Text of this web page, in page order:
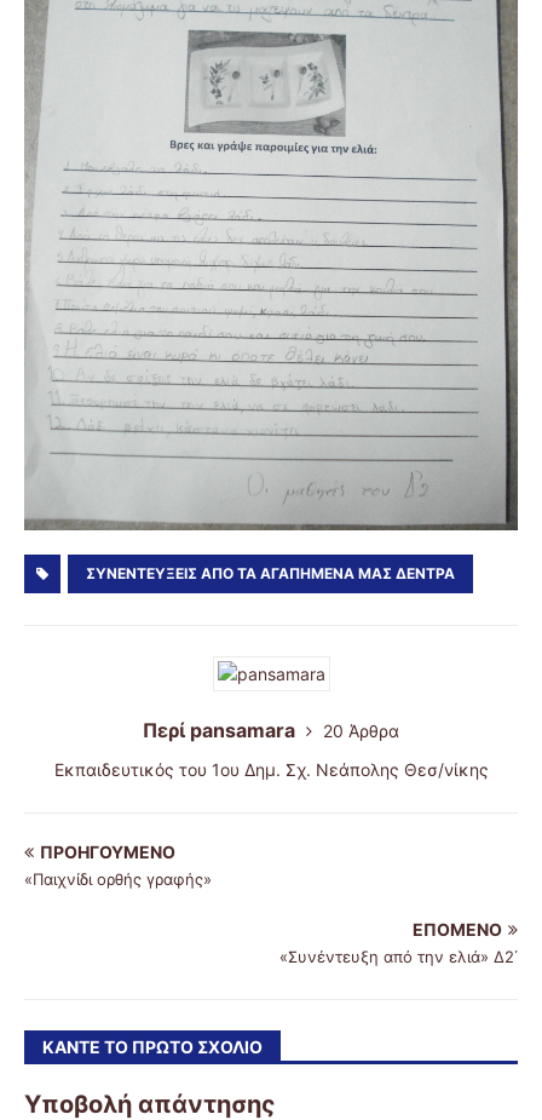
ΣΥΝΕΝΤΕΎΞΕΙΣ ΑΠΌ ΤΑ ΑΓΑΠΗΜΈΝΑ ΜΑΣ ΔΈΝΤΡΑ
Περί pansamara
20 Άρθρα
Εκπαιδευτικός του 1ου Δημ. Σχ. Νεάπολης Θεσ/νίκης
ΠΡΟΗΓΟΎΜΕΝΟ
«Παιχνίδι ορθής γραφής»
ΕΠΌΜΕΝΟ
«Συνέντευξη από την ελιά» Δ2΄
ΚΆΝΤΕ ΤΟ ΠΡΏΤΟ ΣΧΌΛΙΟ
Υποβολή απάντησης